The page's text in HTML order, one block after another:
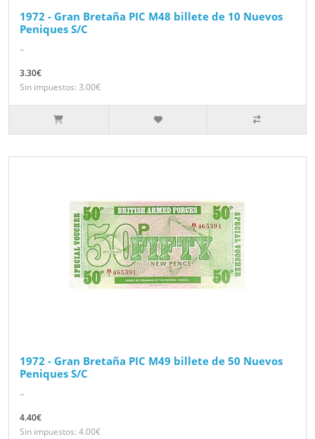
1972 - Gran Bretaña PIC M48 billete de 10 Nuevos
Peniques S/C
..
3.30€
Sin impuestos: 3.00€
1972 - Gran Bretaña PIC M49 billete de 50 Nuevos
Peniques S/C
..
4.40€
Sin impuestos: 4.00€